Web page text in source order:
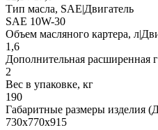
Тип масла, SAE|Двигатель
SAE 10W-30
Объем масляного картера,
1,6
Дополнительная расширенная
2
Вес в упаковке, кг
190
Габаритные размеры изделия
730х770х915